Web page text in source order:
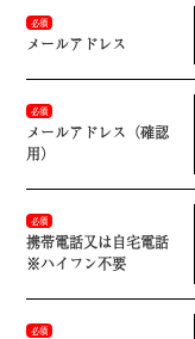
必須
メールアドレス
必須
メールアドレス（確認
用）
必須
携帯電話又は自宅電話
※ハイフン不要
必須